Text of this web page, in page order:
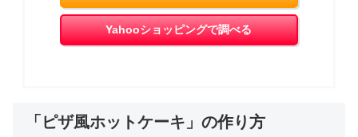
Yahooショッピングで調べる
「ピザ風ホットケーキ」の作り方